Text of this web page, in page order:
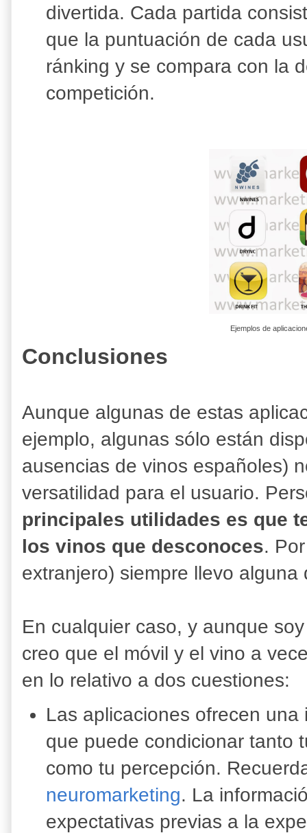
divertida. Cada partida
que la puntuación de cada
ránking y se compara con la
competición.
Ejemplos de
Conclusiones
Aunque algunas de estas
ejemplo, algunas sólo están
ausencias de vinos españoles)
versatilidad para el usuario.
principales utilidades es que
los vinos que desconoces.
extranjero) siempre llevo
En cualquier caso, y aunque
creo que el móvil y el vino a
en lo relativo a dos cuestiones:
Las aplicaciones ofrecen una
que puede condicionar tanto
como tu percepción.
neuromarketing. La
expectativas previas a la